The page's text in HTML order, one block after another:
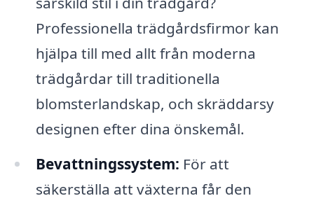
Professionella trädgårdsfirmor kan
hjälpa till med allt från moderna
trädgårdar till traditionella
blomsterlandskap, och skräddarsy
designen efter dina önskemål.
Bevattningssystem: För att
säkerställa att växterna får den